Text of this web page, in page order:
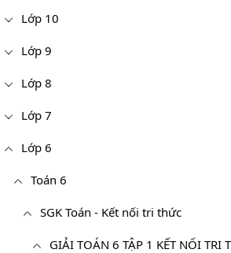
Lớp 10
Lớp 9
Lớp 8
Lớp 7
Lớp 6
Toán 6
SGK Toán - Kết nối tri thức